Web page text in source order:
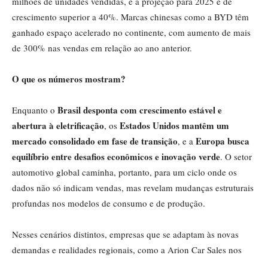
crescimento superior a 40%. Marcas chinesas como a BYD têm
ganhado espaço acelerado no continente, com aumento de mais
de 300% nas vendas em relação ao ano anterior.
O que os números mostram?
Enquanto o Brasil desponta com crescimento estável e
abertura à eletrificação, os Estados Unidos mantêm um
mercado consolidado em fase de transição, e a Europa busca
equilíbrio entre desafios econômicos e inovação verde. O setor
automotivo global caminha, portanto, para um ciclo onde os
dados não só indicam vendas, mas revelam mudanças estruturais
profundas nos modelos de consumo e de produção.
Nesses cenários distintos, empresas que se adaptam às novas
demandas e realidades regionais, como a Arion Car Sales nos